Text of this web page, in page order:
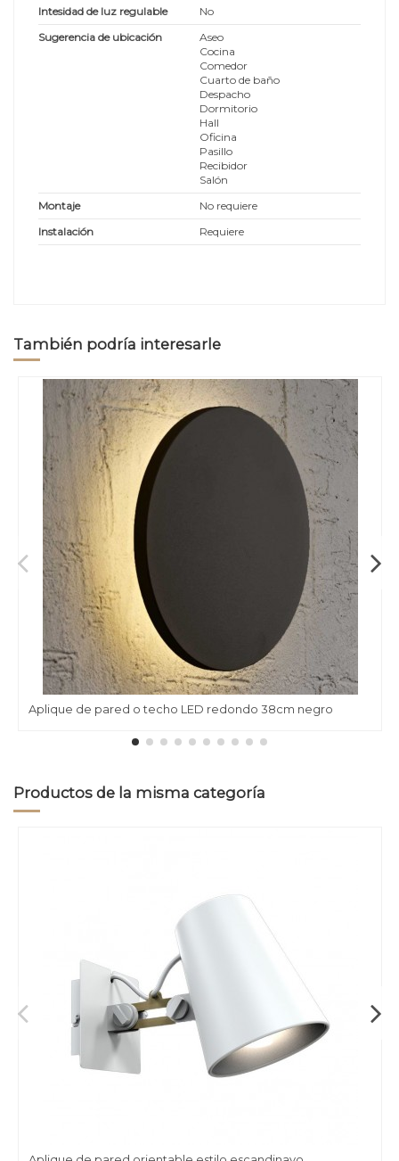
Intesidad de luz regulable
No
Sugerencia de ubicación
Aseo
Cocina
Comedor
Cuarto de baño
Despacho
Dormitorio
Hall
Oficina
Pasillo
Recibidor
Salón
Montaje
No requiere
Instalación
Requiere
También podría interesarle
Aplique de pared o techo LED redondo 38cm negro
Productos de la misma categoría